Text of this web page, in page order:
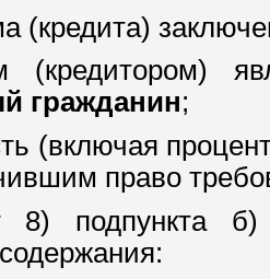
(кредита)
(кредитором)
гражданин;
(включая
право
8) подпункта